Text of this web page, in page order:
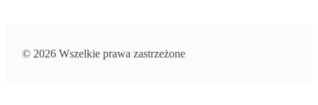
© 2026 Wszelkie prawa zastrzeżone